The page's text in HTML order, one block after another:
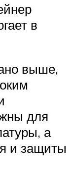
в
выше,
для
а
и защиты